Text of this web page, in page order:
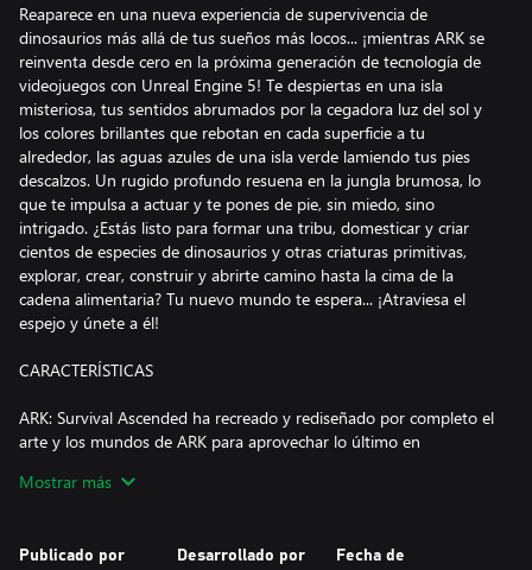
Reaparece en una nueva experiencia de supervivencia de
dinosaurios más allá de tus sueños más locos... ¡mientras ARK se
reinventa desde cero en la próxima generación de tecnología de
videojuegos con Unreal Engine 5! Te despiertas en una isla
misteriosa, tus sentidos abrumados por la cegadora luz del sol y
los colores brillantes que rebotan en cada superficie a tu
alrededor, las aguas azules de una isla verde lamiendo tus pies
descalzos. Un rugido profundo resuena en la jungla brumosa, lo
que te impulsa a actuar y te pones de pie, sin miedo, sino
intrigado. ¿Estás listo para formar una tribu, domesticar y criar
cientos de especies de dinosaurios y otras criaturas primitivas,
explorar, crear, construir y abrirte camino hasta la cima de la
cadena alimentaria? Tu nuevo mundo te espera... ¡Atraviesa el
espejo y únete a él!
CARACTERÍSTICAS
ARK: Survival Ascended ha recreado y rediseñado por completo el
arte y los mundos de ARK para aprovechar lo último en
características gráficas de alta gama como la iluminación global
transmisión de malla avanzada (""Nanite"") de cientos de millones
Mostrar más
Publicado por Desarrollado por
Fecha de